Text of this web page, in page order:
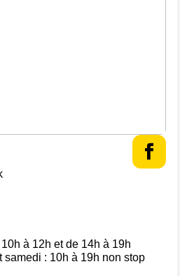
à 12h et de 14h à 19h
samedi : 10h à 19h non stop